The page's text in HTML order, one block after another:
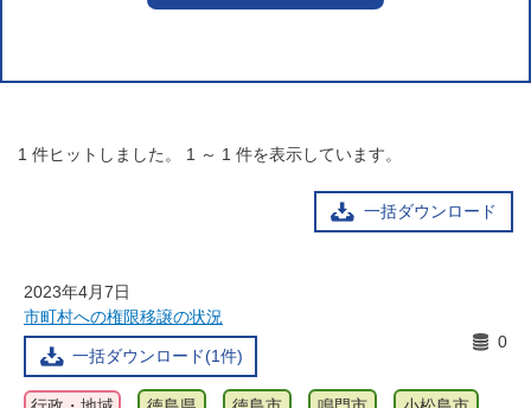
1 件ヒットしました。 1 ～ 1 件を表示しています。
一括ダウンロード
2023年4月7日
市町村への権限移譲の状況
一括ダウンロード(1件)
0